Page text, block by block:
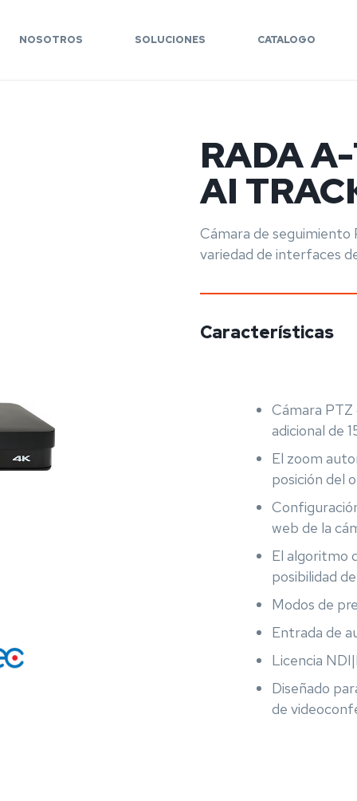
NOSOTROS SOLUCIONES CATALOGO
RADA
AI
Cámara de
variedad de interfaces
Características
Cámara
adicional de
El zoom
posición del
web de la
El algoritmo
posibilidad
Modos de
Entrada de
Licencia
Diseñado
de